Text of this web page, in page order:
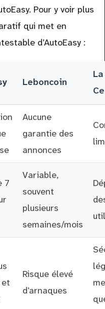
Pour y voir plus
qui met en
d’AutoEasy :
Leboncoin
La
Aucune
garantie des
annonces
7
Variable,
souvent
plusieurs
semaines/mois
Risque élevé
d’arnaques